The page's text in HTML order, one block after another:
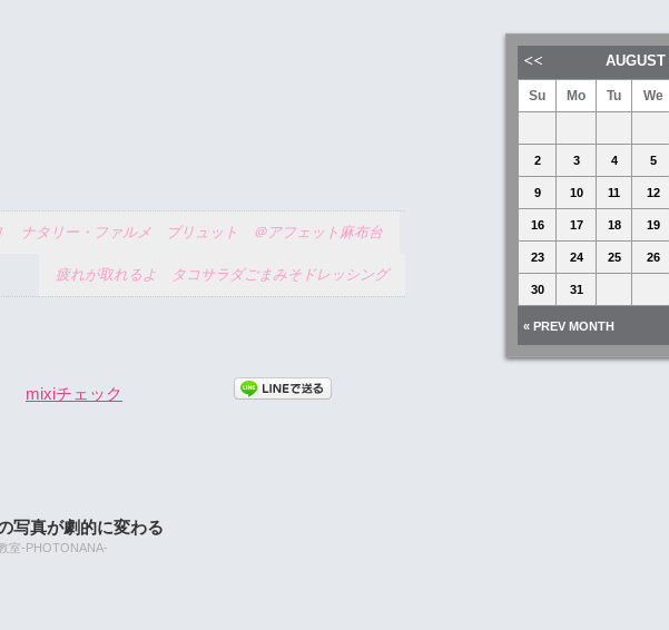
ナタリー・ファルメ ブリュット ＠アフェット麻布台
疲れが取れるよ タコサラダごまみそドレッシング
mixiチェック
写真が劇的に変わる
室-PHOTONANA-
AUGUST
Su Mo Tu We
2 3 4 5
9 10 11 12
16 17 18 19
23 24 25 26
30 31
« PREV MONTH